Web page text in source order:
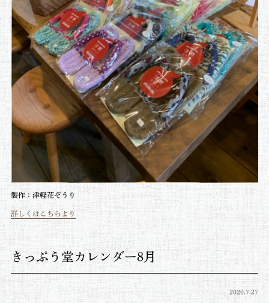
製作：津軽花ぞうり
詳しくはこちらより
きっぷう堂カレンダー8月
2020.7.27